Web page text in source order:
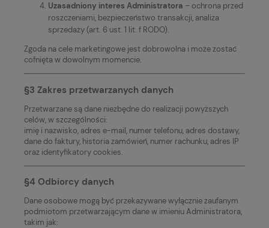
Uzasadniony interes Administratora – ochrona przed
roszczeniami, bezpieczeństwo transakcji, analiza
sprzedaży (art. 6 ust. 1 lit. f RODO).
Zgoda na cele marketingowe jest dobrowolna i może zostać
cofnięta w dowolnym momencie.
§3 Zakres przetwarzanych danych
Przetwarzane są dane niezbędne do realizacji powyższych
celów, w szczególności:
imię i nazwisko, adres e-mail, numer telefonu, adres dostawy,
dane do faktury, historia zamówień, numer rachunku, adres IP
oraz identyfikatory cookies.
§4 Odbiorcy danych
Dane osobowe mogą być przekazywane wyłącznie zaufanym
podmiotom przetwarzającym dane w imieniu Administratora,
takim jak: